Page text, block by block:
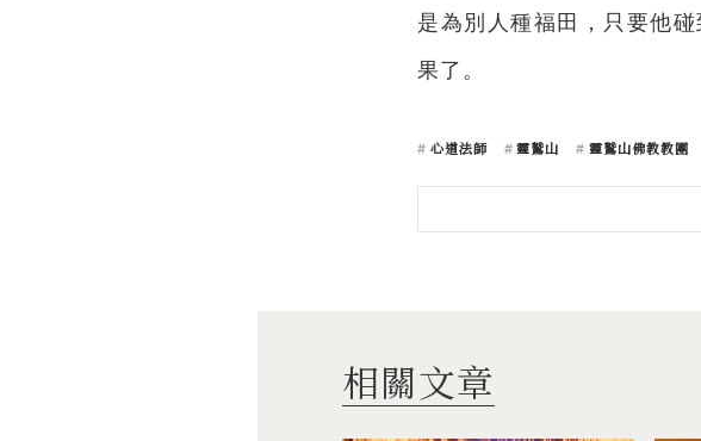
是為別人種福田，只要他
果了。
心道法師 靈鷲山 靈鷲山佛教教團
相關文章